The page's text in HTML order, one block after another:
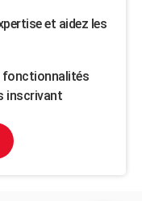
et aidez les
fonctionnalités
inscrivant